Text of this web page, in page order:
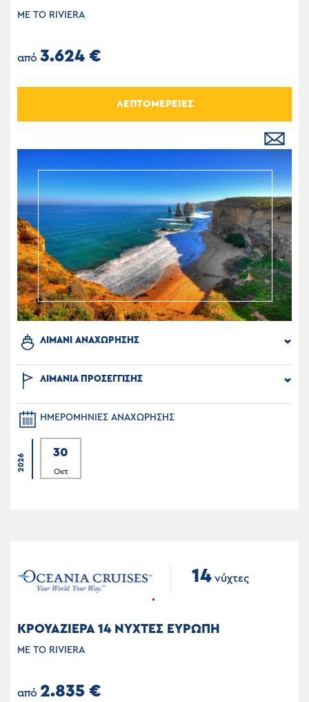
ΜΕ ΤΟ RIVIERA
από 3.624 €
ΛΕΠΤΟΜΕΡΕΙΕΣ
ΛΙΜΑΝΙ ΑΝΑΧΩΡΗΣΗΣ
ΛΙΜΑΝΙΑ ΠΡΟΣΕΓΓΙΣΗΣ
ΗΜΕΡΟΜΗΝΙΕΣ ΑΝΑΧΩΡΗΣΗΣ
2026
30
Οκτ
14 νύχτες
ΚΡΟΥΑΖΙΕΡΑ 14 ΝΥΧΤΕΣ ΕΥΡΩΠΗ
ΜΕ ΤΟ RIVIERA
από 2.835 €